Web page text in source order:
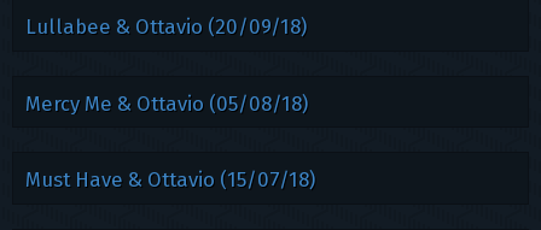
Lullabee & Ottavio (20/09/18)
Mercy Me & Ottavio (05/08/18)
Must Have & Ottavio (15/07/18)